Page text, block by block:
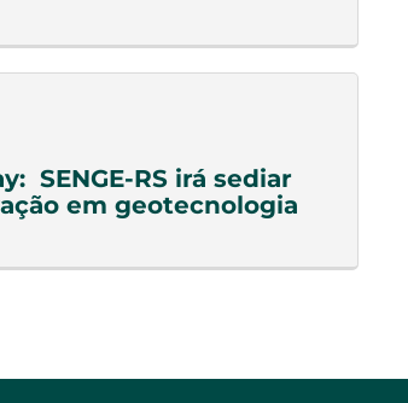
SENGE-RS irá sediar
em geotecnologia